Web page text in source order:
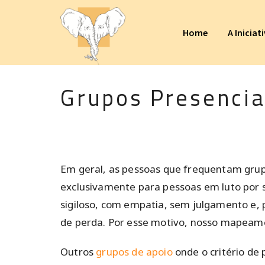
Home A
Grupos
Em geral, as pessoas que frequentam
exclusivamente para pessoas em luto
sigiloso, com empatia, sem julgamento
de perda. Por esse motivo, nosso
Outros grupos de apoioonde o critério de